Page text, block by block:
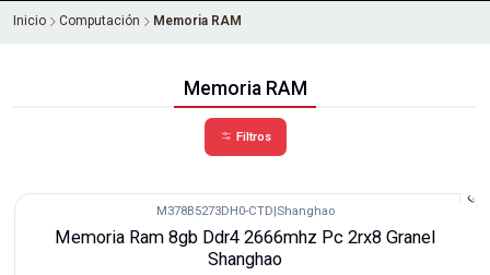
Inicio Computación Memoria RAM
Memoria RAM
Filtros
M378B5273DH0-CTD|Shanghao
Memoria Ram 8gb Ddr4 2666mhz Pc 2rx8 Granel
Shanghao